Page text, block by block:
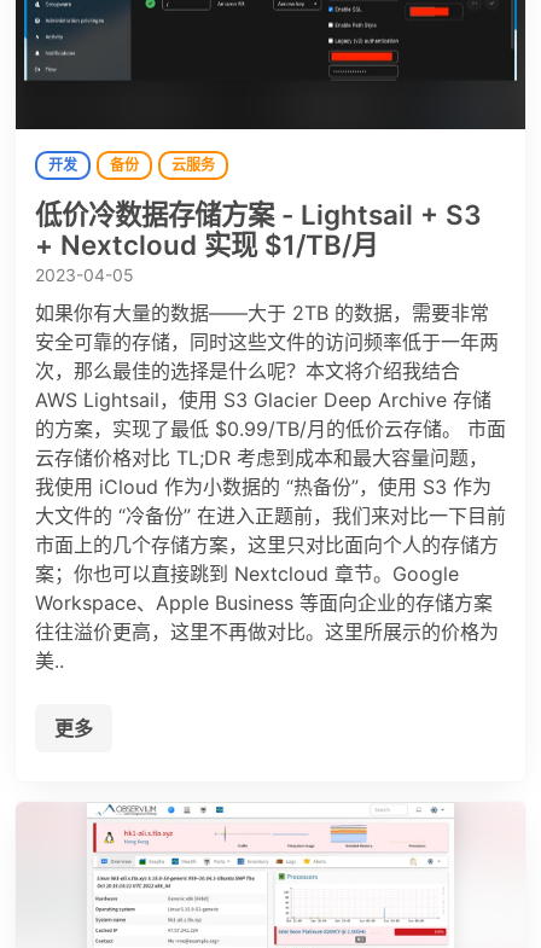
开发 备份 云服务
低价冷数据存储方案 - Lightsail + S3
+ Nextcloud 实现 $1/TB/月
2023-04-05
如果你有大量的数据——大于 2TB 的数据，需要非常
安全可靠的存储，同时这些文件的访问频率低于一年两
次，那么最佳的选择是什么呢？本文将介绍我结合
AWS Lightsail，使用 S3 Glacier Deep Archive 存储
的方案，实现了最低 $0.99/TB/月的低价云存储。 市面
云存储价格对比 TL;DR 考虑到成本和最大容量问题，
我使用 iCloud 作为小数据的 “热备份”，使用 S3 作为
大文件的 “冷备份” 在进入正题前，我们来对比一下目前
市面上的几个存储方案，这里只对比面向个人的存储方
案；你也可以直接跳到 Nextcloud 章节。Google
Workspace、Apple Business 等面向企业的存储方案
往往溢价更高，这里不再做对比。这里所展示的价格为
美..
更多